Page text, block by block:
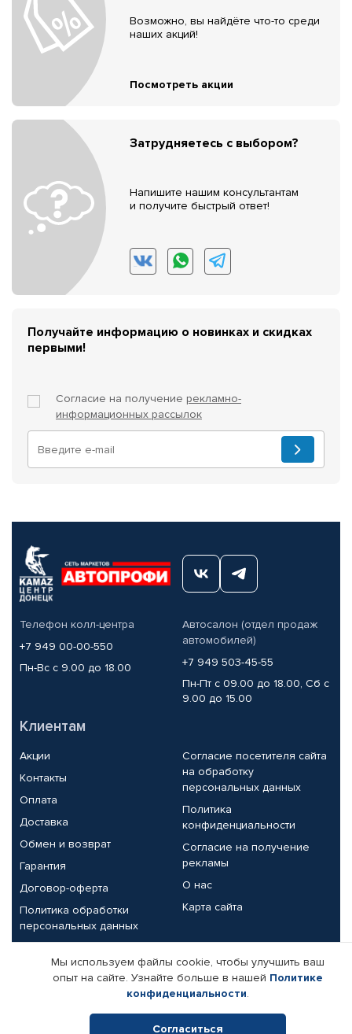
Возможно, вы найдёте что-то среди
наших акций!
Посмотреть акции
Затрудняетесь с выбором?
Напишите нашим консультантам
и получите быстрый ответ!
Получайте информацию о новинках и скидках
первыми!
Согласие на получение рекламно-
информационных рассылок
Телефон колл-центра
+7 949 00-00-550
Пн-Вс с 9.00 до 18.00
Автосалон (отдел продаж
автомобилей)
+7 949 503-45-55
Пн-Пт с 09.00 до 18.00, Сб с
9.00 до 15.00
Клиентам
Акции
Контакты
Оплата
Доставка
Обмен и возврат
Гарантия
Договор-оферта
Политика обработки
персональных данных
Согласие посетителя сайта
на обработку
персональных данных
Политика
конфиденциальности
Согласие на получение
рекламы
О нас
Карта сайта
Партнерам
Корпоративным клиентам
Поставщикам
Реквизиты компании
Мы используем файлы cookie, чтобы улучшить ваш
опыт на сайте. Узнайте больше в нашей Политике
конфиденциальности.
Согласиться